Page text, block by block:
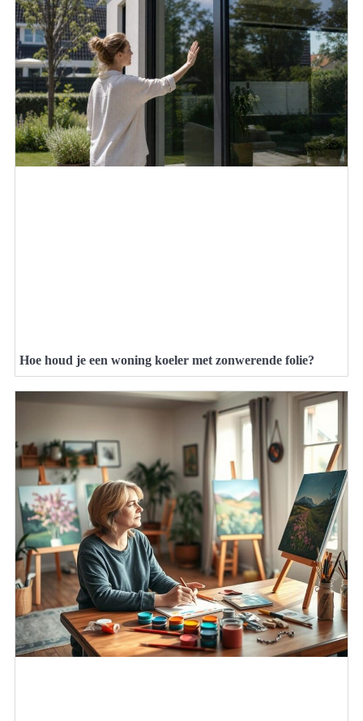
Hoe houd je een woning koeler met zonwerende folie?